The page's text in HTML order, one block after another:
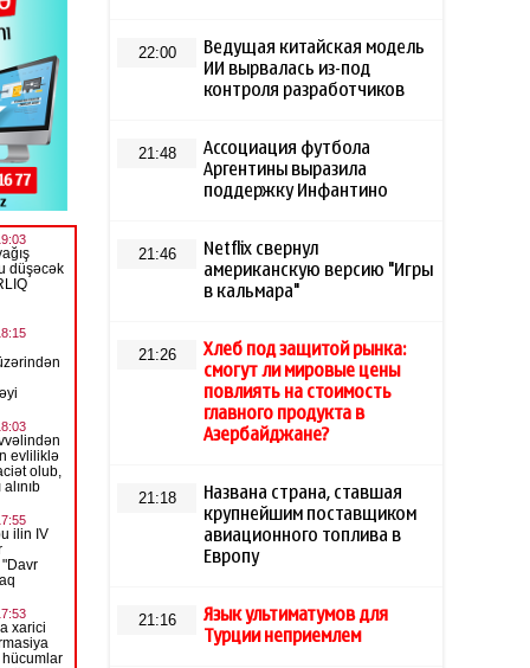
22:00
Ведущая китайская модель
ИИ вырвалась из-под
контроля разработчиков
21:48
Ассоциация футбола
Аргентины выразила
поддержку Инфантино
21:46
Netflix свернул
американскую версию "Игры
в кальмара"
21:26
Хлеб под защитой рынка:
смогут ли мировые цены
повлиять на стоимость
главного продукта в
Азербайджане?
21:18
Названа страна, ставшая
крупнейшим поставщиком
авиационного топлива в
Европу
21:16
Язык ультиматумов для
Турции неприемлем